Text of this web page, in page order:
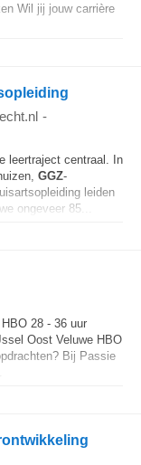
Wil jij jouw carrière
-
leertraject centraal. In
GGZ-
leiden
ongeveer 85...
28 - 36 uur
Oost Veluwe HBO
Bij Passie